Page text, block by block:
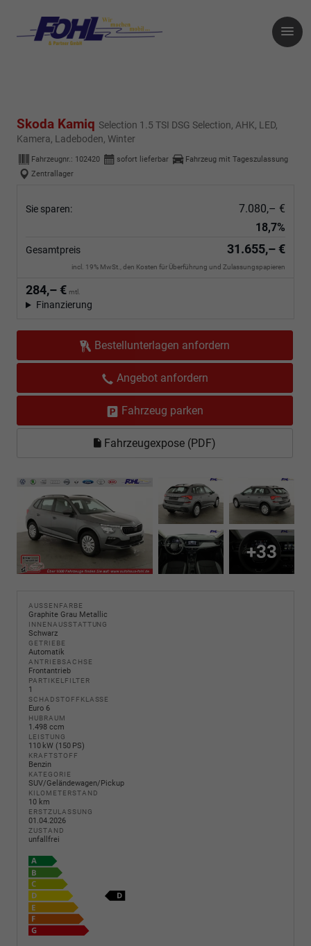
Skoda Kamiq Selection 1.5 TSI DSG Selection, AHK, LED,
Kamera, Ladeboden, Winter
Fahrzeugnr.: 102420 sofort lieferbar
Fahrzeug mit Tageszulassung
Zentrallager
Sie sparen:
7.080,– €
18,7%
Gesamtpreis 31.655,– €
incl. 19% MwSt., den Kosten für Überführung und Zulassungspapieren
284,– € mtl.
Finanzierung
Bestellunterlagen anfordern
Angebot anfordern
Fahrzeug parken
Fahrzeugexpose (PDF)
+33
AUSSENFARBE
Graphite Grau Metallic
INNENAUSSTATTUNG
Schwarz
GETRIEBE
Automatik
ANTRIEBSACHSE
Frontantrieb
PARTIKELFILTER
1
SCHADSTOFFKLASSE
Euro 6
HUBRAUM
1.498 ccm
LEISTUNG
110 kW (150 PS)
KRAFTSTOFF
Benzin
KATEGORIE
SUV/Geländewagen/Pickup
KILOMETERSTAND
10 km
ERSTZULASSUNG
01.04.2026
ZUSTAND
unfallfrei